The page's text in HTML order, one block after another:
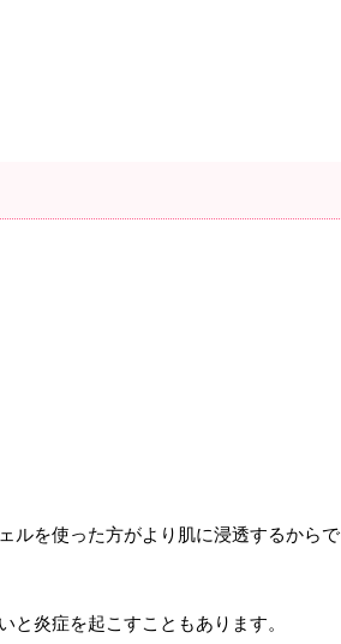
ルを使った方がより肌に浸透するからで
と炎症を起こすこともあります。